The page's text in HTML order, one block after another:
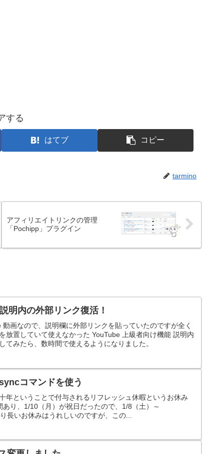
する
はてブ コピー
tarmino
アフィリエイトリンクの管理
「Pochipp」プラグイン
明内の外部リンク復活！
画なので、説明欄に外部リンクを貼っていたのですが全く
放置していて使えなかった YouTube 上級者向け機能 説明内
てみたら、数時間で使えるようになりました。
コマンドを使う
年ということで付与されるリフレッシュ休暇というお休み
り、1/10（月）が祝日だったので、1/8（土）～
長いお休みはうれしいのですが、この...